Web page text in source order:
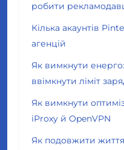
робити
Кілька акаунтів
агенцій
Як вимкнути
ввімкнути ліміт
Як вимкнути
iProxy й OpenVPN
Як подовжити